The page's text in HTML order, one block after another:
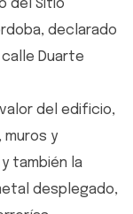
del Sitio
declarado
calle Duarte
del edificio,
muros y
también la
desplegado,